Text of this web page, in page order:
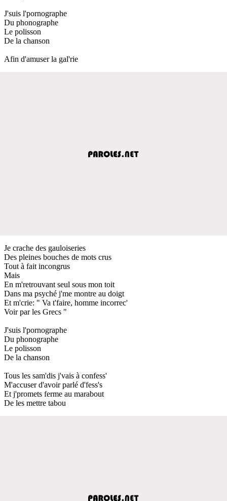
J'suis l'pornographe
Du phonographe
Le polisson
De la chanson
Afin d'amuser la gal'rie
Je crache des gauloiseries
Des pleines bouches de mots crus
Tout à fait incongrus
Mais
En m'retrouvant seul sous mon toit
Dans ma psyché j'me montre au doigt
Et m'crie: " Va t'faire, homme incorrec'
Voir par les Grecs "
J'suis l'pornographe
Du phonographe
Le polisson
De la chanson
Tous les sam'dis j'vais à confess'
M'accuser d'avoir parlé d'fess's
Et j'promets ferme au marabout
De les mettre tabou